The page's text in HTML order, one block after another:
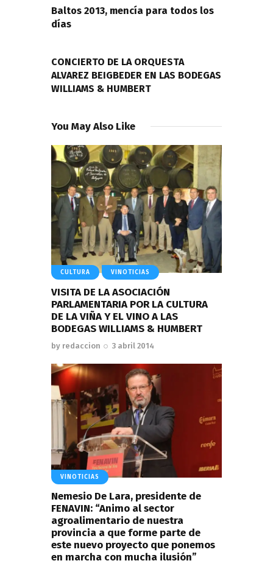
entradas
Baltos 2013, mencía para todos los
días
CONCIERTO DE LA ORQUESTA
ALVAREZ BEIGBEDER EN LAS BODEGAS
WILLIAMS & HUMBERT
You May Also Like
CULTURA VINOTICIAS
VISITA DE LA ASOCIACIÓN
PARLAMENTARIA POR LA CULTURA
DE LA VIÑA Y EL VINO A LAS
BODEGAS WILLIAMS & HUMBERT
by redaccion 3 abril 2014
VINOTICIAS
Nemesio De Lara, presidente de
FENAVIN: “Animo al sector
agroalimentario de nuestra
provincia a que forme parte de
este nuevo proyecto que ponemos
en marcha con mucha ilusión”